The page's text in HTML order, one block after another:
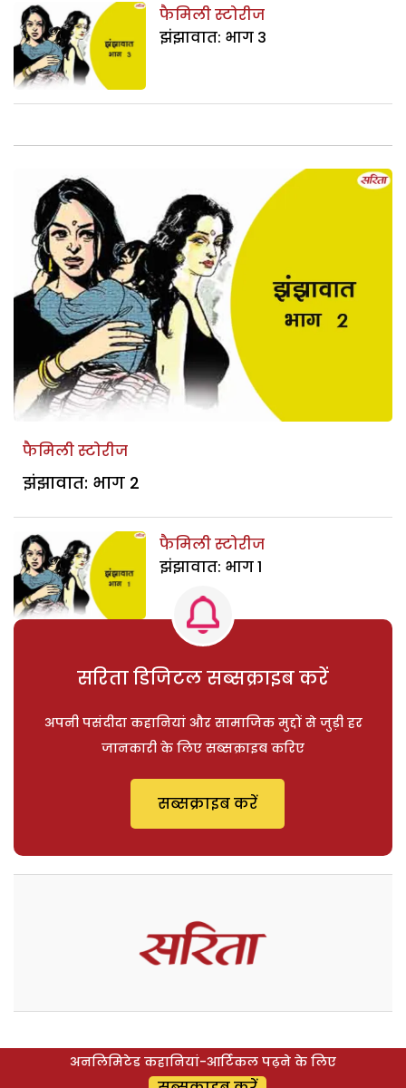
फैमिली स्टोरीज
झंझावात: भाग 3
फैमिली स्टोरीज
झंझावात: भाग 2
फैमिली स्टोरीज
झंझावात: भाग 1
सरिता डिजिटल सब्सक्राइब करें
अपनी पसंदीदा कहानियां और सामाजिक मुद्दों से जुड़ी हर
जानकारी के लिए सब्सक्राइब करिए
सब्सक्राइब करें
अनलिमिटेड कहानियां-आर्टिकल पढ़ने के लिए